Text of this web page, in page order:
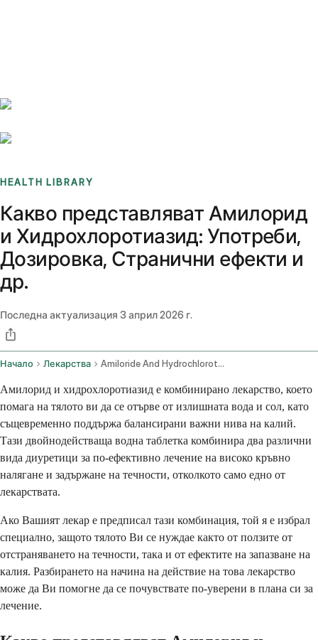
HEALTH LIBRARY
Какво представляват Амилорид
и Хидрохлоротиазид: Употреби,
Дозировка, Странични ефекти и
др.
Последна актуализация 3 април 2026 г.
Начало Лекарства Amiloride And Hydrochlorothiazide Oral Route
Амилорид и хидрохлоротиазид е комбинирано лекарство, което
помага на тялото ви да се отърве от излишната вода и сол, като
същевременно поддържа балансирани важни нива на калий.
Тази двойнодействаща водна таблетка комбинира два различни
вида диуретици за по-ефективно лечение на високо кръвно
налягане и задържане на течности, отколкото само едно от
лекарствата.
Ако Вашият лекар е предписал тази комбинация, той я е избрал
специално, защото тялото Ви се нуждае както от ползите от
отстраняването на течности, така и от ефектите на запазване на
калия. Разбирането на начина на действие на това лекарство
може да Ви помогне да се почувствате по-уверени в плана си за
лечение.